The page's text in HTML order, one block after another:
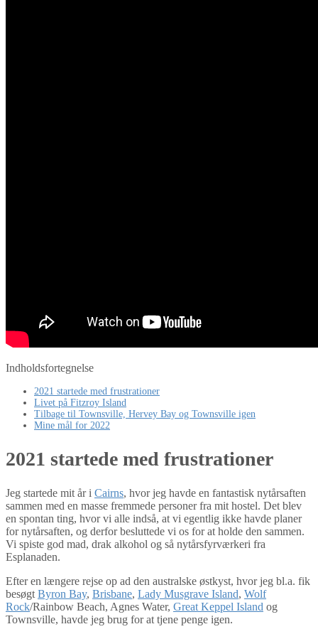
Indholdsfortegnelse
2021 startede med frustrationer
Livet på Fitzroy Island
Tilbage til Townsville, Hervey Bay og Townsville igen
Mine mål for 2022
2021 startede med frustrationer
Jeg startede mit år i Cairns, hvor jeg havde en fantastisk nytårsaften
sammen med en masse fremmede personer fra mit hostel. Det blev
en spontan ting, hvor vi alle indså, at vi egentlig ikke havde planer
for nytårsaften, og derfor besluttede vi os for at holde den sammen.
Vi spiste god mad, drak alkohol og så nytårsfyrværkeri fra
Esplanaden.
Efter en længere rejse op ad den australske østkyst, hvor jeg bl.a. fik
besøgt Byron Bay, Brisbane, Lady Musgrave Island, Wolf
Rock/Rainbow Beach, Agnes Water, Great Keppel Island og
Townsville, havde jeg brug for at tjene penge igen.